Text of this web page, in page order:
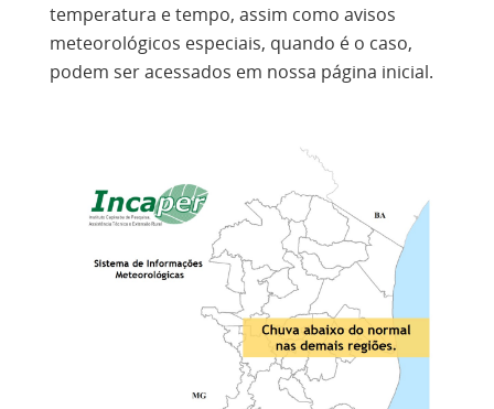
temperatura e tempo, assim como avisos
meteorológicos especiais, quando é o caso,
podem ser acessados em nossa página inicial.